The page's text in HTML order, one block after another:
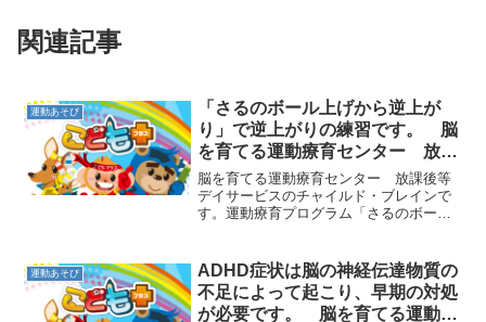
関連記事
運動あそび
「さるのボール上げから逆上が
り」で逆上がりの練習です。 脳
を育てる運動療育センター 放課
後等デイサービスのチャイルド・
ブレイン
脳を育てる運動療育センター 放課後等
デイサービスのチャイルド・ブレインで
す。運動療育プログラム「さるのボール
両足でボールを挟み上に持ち上げます。
そのままどんどん高く足を...
運動あそび
ADHD症状は脳の神経伝達物質の
不足によって起こり、早期の対処
が必要です。 脳を育てる運動療